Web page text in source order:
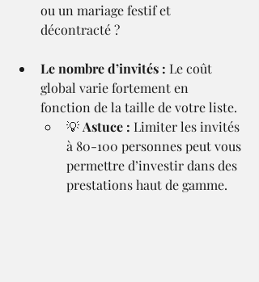
ou un mariage festif et
décontracté ?
Le nombre d’invités : Le coût
global varie fortement en
fonction de la taille de votre liste.
💡 Astuce : Limiter les invités
à 80-100 personnes peut vous
permettre d’investir dans des
prestations haut de gamme.